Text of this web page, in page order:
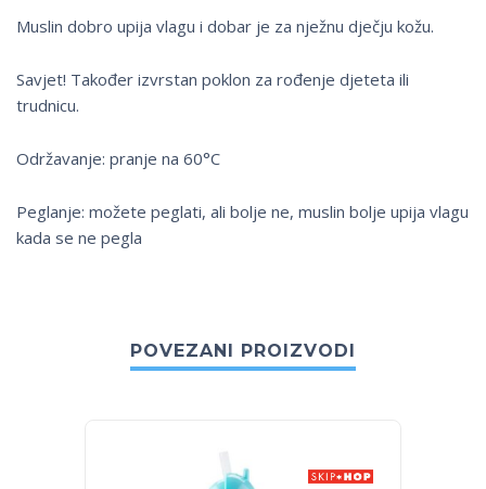
Muslin dobro upija vlagu i dobar je za nježnu dječju kožu.
Savjet! Također izvrstan poklon za rođenje djeteta ili
trudnicu.
Održavanje: pranje na 60°C
Peglanje: možete peglati, ali bolje ne, muslin bolje upija vlagu
kada se ne pegla
POVEZANI PROIZVODI